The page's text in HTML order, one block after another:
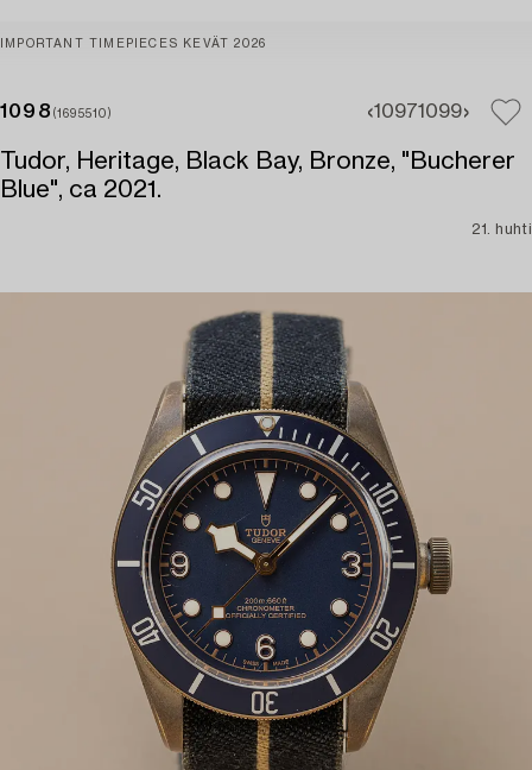
IMPORTANT TIMEPIECES KEVÄT 2026
1098 (1695510) 10971099
Tudor, Heritage, Black Bay, Bronze, "Bucherer
Blue", ca 2021.
21. huhti